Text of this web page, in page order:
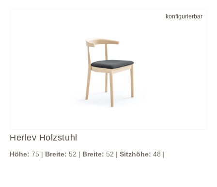
konfigurierbar
Herlev Holzstuhl
Höhe: 75 | Breite: 52 | Breite: 52 | Sitzhöhe: 48 |